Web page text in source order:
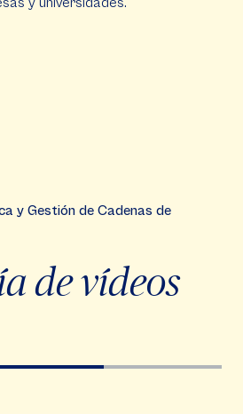
y Gestión de Cadenas de
de vídeos